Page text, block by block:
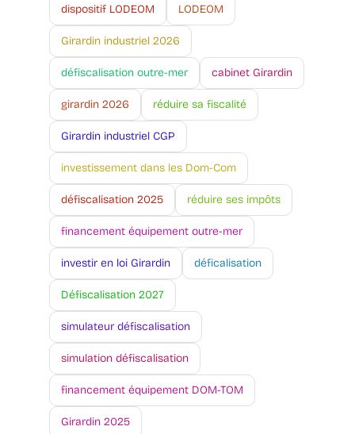
dispositif LODEOM LODEOM
Girardin industriel 2026
défiscalisation outre-mer cabinet Girardin
girardin 2026 réduire sa fiscalité
Girardin industriel CGP
investissement dans les Dom-Com
défiscalisation 2025 réduire ses impôts
financement équipement outre-mer
investir en loi Girardin déficalisation
Défiscalisation 2027
simulateur défiscalisation
simulation défiscalisation
financement équipement DOM-TOM
Girardin 2025